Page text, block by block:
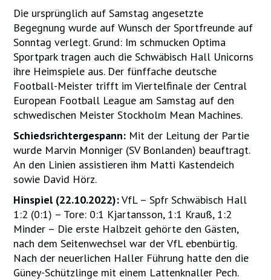
Die ursprünglich auf Samstag angesetzte
Begegnung wurde auf Wunsch der Sportfreunde auf
Sonntag verlegt. Grund: Im schmucken Optima
Sportpark tragen auch die Schwäbisch Hall Unicorns
ihre Heimspiele aus. Der fünffache deutsche
Football-Meister trifft im Viertelfinale der Central
European Football League am Samstag auf den
schwedischen Meister Stockholm Mean Machines.
Schiedsrichtergespann: Mit der Leitung der Partie
wurde Marvin Monniger (SV Bonlanden) beauftragt.
An den Linien assistieren ihm Matti Kastendeich
sowie David Hörz.
Hinspiel (22.10.2022):VfL – Spfr Schwäbisch Hall
1:2 (0:1) – Tore: 0:1 Kjartansson, 1:1 Krauß, 1:2
Minder – Die erste Halbzeit gehörte den Gästen,
nach dem Seitenwechsel war der VfL ebenbürtig.
Nach der neuerlichen Haller Führung hatte den die
Güney-Schützlinge mit einem Lattenknaller Pech.